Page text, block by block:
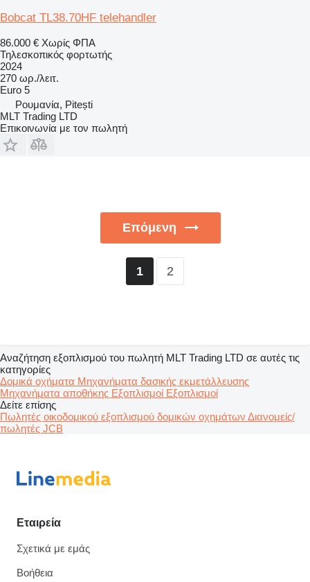
Bobcat TL38.70HF telehandler
86.000 € Χωρίς ΦΠΑ
Τηλεσκοπικός φορτωτής
2024
270 ωρ./λειτ.
Euro 5
Ρουμανία, Pitești
MLT Trading LTD
Επικοινωνία με τον πωλητή
Επόμενη
1 2
Αναζήτηση εξοπλισμού του πωλητή MLT Trading LTD σε αυτές τις
κατηγορίες
Δομικά οχήματα Μηχανήματα δασικής εκμετάλλευσης
Μηχανήματα αποθήκης Εξοπλισμοί Εξοπλισμοί
Δείτε επίσης
Πωλητές οικοδομικού εξοπλισμού δομικών οχημάτων Διανομείς/
πωλητές JCB
Εταιρεία
Σχετικά με εμάς
Βοήθεια